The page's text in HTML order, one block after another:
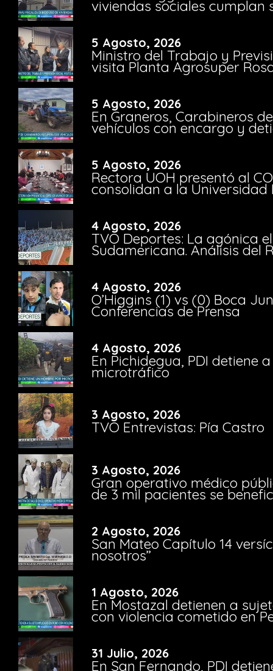
viviendas sociales cumplan
5 Agosto, 2026
Ministro del Trabajo y
visita Planta Agrosuper
5 Agosto, 2026
En Graneros, Carabineros
vehículos con encargo y
5 Agosto, 2026
Rectora UOH presentó al
consolidan a la Universidad
4 Agosto, 2026
TVO Deportes: La agónica
Sudamericana. Análisis del
4 Agosto, 2026
O’Higgins (1) vs (0) Boca
Conferencias de Prensa
4 Agosto, 2026
En Pichidegua, PDI detiene
microtráfico
3 Agosto, 2026
TVO Entrevistas: Pía Castro
3 Agosto, 2026
Gran operativo médico
de 3 mil pacientes se
2 Agosto, 2026
San Mateo Capítulo 14
nosotros”
1 Agosto, 2026
En Mostazal detienen a
con violencia cometido en
31 Julio, 2026
En San Fernando, PDI